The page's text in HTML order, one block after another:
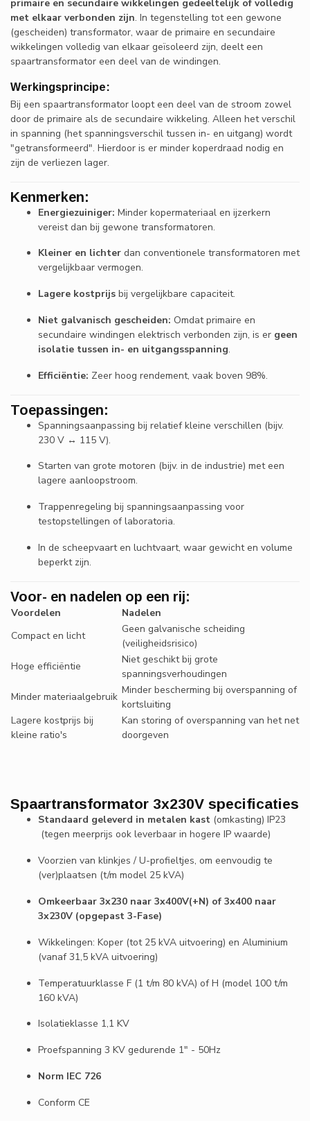
primaire en secundaire wikkelingen gedeeltelijk of volledig
met elkaar verbonden zijn. In tegenstelling tot een gewone
(gescheiden) transformator, waar de primaire en secundaire
wikkelingen volledig van elkaar geïsoleerd zijn, deelt een
spaartransformator een deel van de windingen.
Werkingsprincipe:
Bij een spaartransformator loopt een deel van de stroom zowel
door de primaire als de secundaire wikkeling. Alleen het verschil
in spanning (het spanningsverschil tussen in- en uitgang) wordt
"getransformeerd". Hierdoor is er minder koperdraad nodig en
zijn de verliezen lager.
Kenmerken:
Energiezuiniger: Minder kopermateriaal en ijzerkern
vereist dan bij gewone transformatoren.
Kleiner en lichter dan conventionele transformatoren met
vergelijkbaar vermogen.
Lagere kostprijs bij vergelijkbare capaciteit.
Niet galvanisch gescheiden: Omdat primaire en
secundaire windingen elektrisch verbonden zijn, is er geen
isolatie tussen in- en uitgangsspanning.
Efficiëntie: Zeer hoog rendement, vaak boven 98%.
Toepassingen:
Spanningsaanpassing bij relatief kleine verschillen (bijv.
230 V ↔ 115 V).
Starten van grote motoren (bijv. in de industrie) met een
lagere aanloopstroom.
Trappenregeling bij spanningsaanpassing voor
testopstellingen of laboratoria.
In de scheepvaart en luchtvaart, waar gewicht en volume
beperkt zijn.
Voor- en nadelen op een rij:
Voordelen
Nadelen
Compact en licht
Geen galvanische scheiding
(veiligheidsrisico)
Hoge efficiëntie
Niet geschikt bij grote
spanningsverhoudingen
Minder materiaalgebruik
Minder bescherming bij overspanning of
kortsluiting
Lagere kostprijs bij
kleine ratio's
Kan storing of overspanning van het net
doorgeven
Spaartransformator 3x230V specificaties
Standaard geleverd in metalen kast (omkasting) IP23
(tegen meerprijs ook leverbaar in hogere IP waarde)
Voorzien van klinkjes / U-profieltjes, om eenvoudig te
(ver)plaatsen (t/m model 25 kVA)
Omkeerbaar 3x230 naar 3x400V(+N) of 3x400 naar
3x230V (opgepast 3-Fase)
Wikkelingen: Koper (tot 25 kVA uitvoering) en Aluminium
(vanaf 31,5 kVA uitvoering)
Temperatuurklasse F (1 t/m 80 kVA) of H (model 100 t/m
160 kVA)
Isolatieklasse 1,1 KV
Proefspanning 3 KV gedurende 1" - 50Hz
Norm IEC 726
Conform CE